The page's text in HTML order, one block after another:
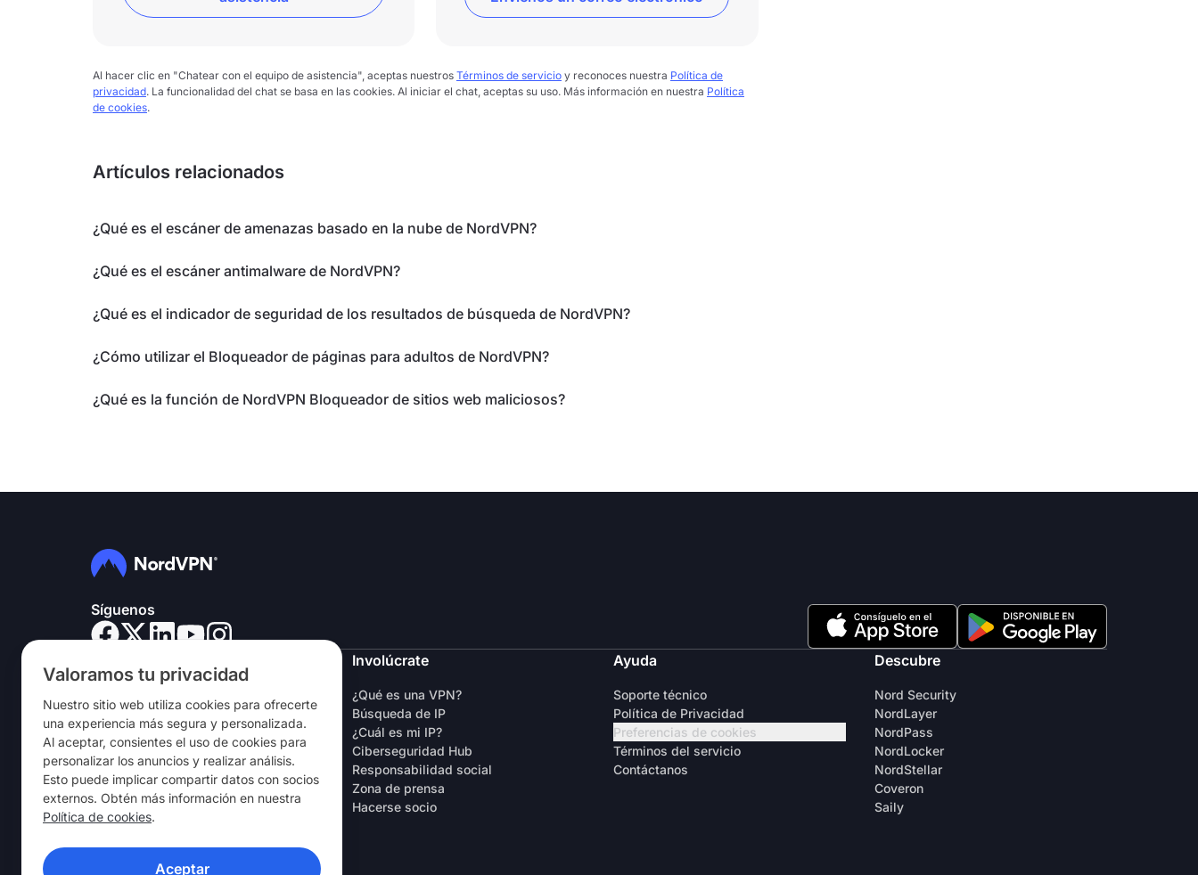
Valoramos tu privacidad
Nuestro sitio web utiliza cookies para ofrecerte
una experiencia más segura y personalizada.
Al aceptar, consientes el uso de cookies para
personalizar los anuncios y realizar análisis.
Esto puede implicar compartir datos con socios
externos. Obtén más información en nuestra
Política de cookies.
Aceptar
Al hacer clic en "Chatear con el equipo de asistencia", aceptas nuestros Términos de servicio y reconoces nuestra Política de
privacidad. La funcionalidad del chat se basa en las cookies. Al iniciar el chat, aceptas su uso. Más información en nuestra Política
de cookies.
Artículos relacionados
¿Qué es el escáner de amenazas basado en la nube de NordVPN?
¿Qué es el escáner antimalware de NordVPN?
¿Qué es el indicador de seguridad de los resultados de búsqueda de NordVPN?
¿Cómo utilizar el Bloqueador de páginas para adultos de NordVPN?
¿Qué es la función de NordVPN Bloqueador de sitios web maliciosos?
Síguenos
Empleo
Prueba gratuita de VPN
Routers VPN
Opiniones
Descuento de estudiantes y
empleados
Dónde comprar
Recomienda a un amigo
Involúcrate
¿Qué es una VPN?
Búsqueda de IP
¿Cuál es mi IP?
Ciberseguridad Hub
Responsabilidad social
Zona de prensa
Hacerse socio
Ayuda
Soporte técnico
Política de Privacidad
Preferencias de cookies
Términos del servicio
Contáctanos
Descubre
Nord Security
NordLayer
NordPass
NordLocker
NordStellar
Coveron
Saily
APLICACIONES VPN